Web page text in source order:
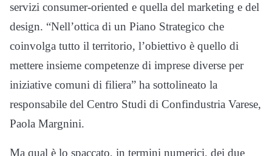
servizi consumer-oriented e quella del marketing e del
design. “Nell’ottica di un Piano Strategico che
coinvolga tutto il territorio, l’obiettivo è quello di
mettere insieme competenze di imprese diverse per
iniziative comuni di filiera” ha sottolineato la
responsabile del Centro Studi di Confindustria Varese,
Paola Margnini.
Ma qual è lo spaccato, in termini numerici, dei due